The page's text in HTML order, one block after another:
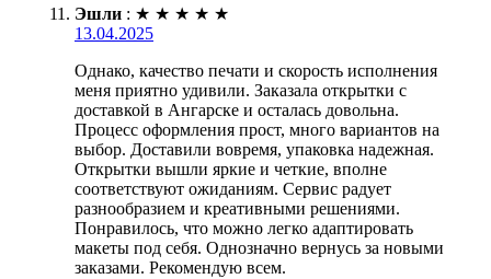
Эшли : ★ ★ ★ ★ ★
13.04.2025
Однако, качество печати и скорость исполнения
меня приятно удивили. Заказала открытки с
доставкой в Ангарске и осталась довольна.
Процесс оформления прост, много вариантов на
выбор. Доставили вовремя, упаковка надежная.
Открытки вышли яркие и четкие, вполне
соответствуют ожиданиям. Сервис радует
разнообразием и креативными решениями.
Понравилось, что можно легко адаптировать
макеты под себя. Однозначно вернусь за новыми
заказами. Рекомендую всем.